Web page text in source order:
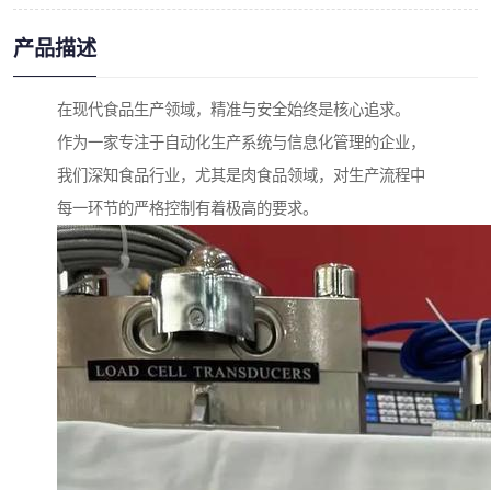
产品描述
在现代食品生产领域，精准与安全始终是核心追求。
作为一家专注于自动化生产系统与信息化管理的企业，
我们深知食品行业，尤其是肉食品领域，对生产流程中
每一环节的严格控制有着极高的要求。